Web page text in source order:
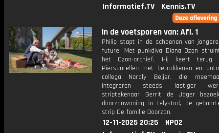
Informatief.TV
Kennis.TV
In de voetsporen van: Afl. 1
Philip stapt in de schoenen van
future. Met punkdiva Diana Ozon
het Ozon-archief. Hij keert terug
Piersonrellen met betrokkenen en
collega Noraly Beijer, die
integreren steeds lastiger
striptekenaar Gerrit de Jager
doorzonwoning in Lelystad, de
strip De familie Doorzon.
12-11-2025 20:25
NPO2